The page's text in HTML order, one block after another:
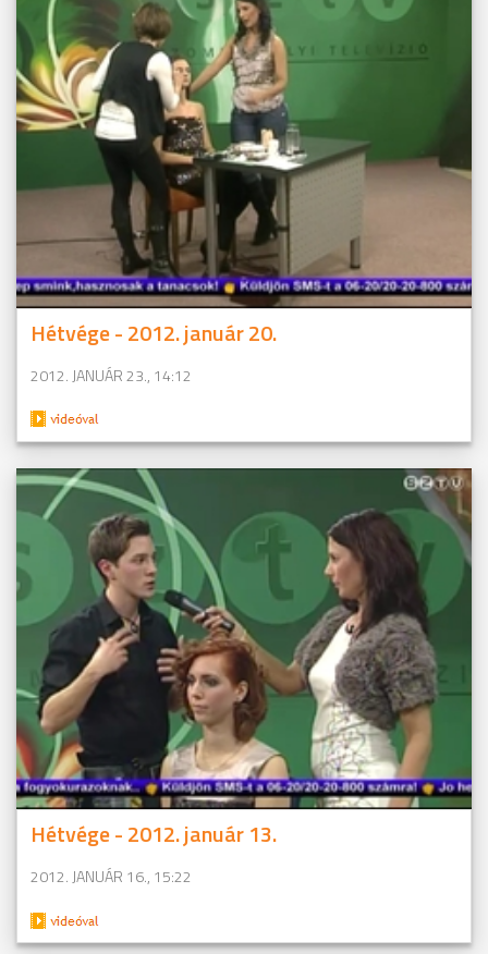
Hétvége - 2012. január 20.
2012. JANUÁR 23., 14:12
Hétvége - 2012. január 13.
2012. JANUÁR 16., 15:22